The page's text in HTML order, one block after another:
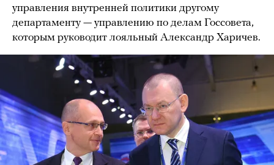
управления внутренней политики другому
департаменту — управлению по делам Госсовета,
которым руководит лояльный Александр Харичев.